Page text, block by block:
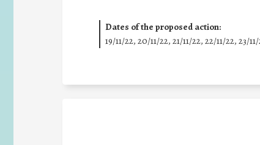
Dates of the proposed action:
19/11/22, 20/11/22, 21/11/22, 22/11/22, 23/